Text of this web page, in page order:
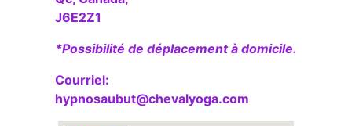
J6E2Z1
*Possibilité de déplacement à domicile.
Courriel:
hypnosaubut@chevalyoga.com